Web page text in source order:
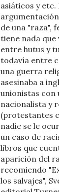
asiáticos y etc.
de una "raza",
tiene nada
entre hutus y
todavía entre
una guerra
asesinaba a
unionistas con
nacionalista y
(protestantes
nadie se le
un caso de
libros que
aparición del
recomiendo
los salvajes",